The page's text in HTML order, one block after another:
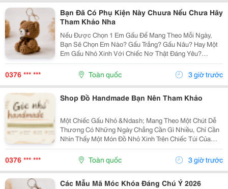
Bạn Đã Có Phụ Kiện Này Chuưa Nếu Chưa Hãy
Tham Khảo Nha
Nếu Được Chọn 1 Em Gấu Để Mang Theo Mỗi Ngày,
Bạn Sẽ Chọn Em Nào? Gấu Trắng? Gấu Nâu? Hay Một
Em Gấu Nhỏ Xinh Với Chiếc Nơ Thật Đáng Yêu?
Những Chiếc Móc Khóa Gấu Bông Không Chỉ Là Phụ
Kiện Treo Túi Mà Còn Là Một Cách Để Bạn Thêm Chút
Cá Tính Vào...
0376 *** *** Toàn quốc 3 giờ trước
Shop Đồ Handmade Bạn Nên Tham Khảo
Một Chiếc Gấu Nhỏ &Ndash; Mang Theo Một Chút Dễ
Thương Có Những Ngày Chẳng Cần Gì Nhiều, Chỉ Cần
Nhìn Thấy Một Món Đồ Nhỏ Xinh Trên Chiếc Túi Của
Mình Cũng Đủ Thấy Vui Rồi Những Em Móc Khóa Gấu
Bông Được Làm Với Kiểu Dáng Đáng Yêu, Nhỏ Gọn,
Thích...
0376 *** *** Toàn quốc 3 giờ trước
Các Mẫu Mã Móc Khóa Đáng Chú Ý 2026